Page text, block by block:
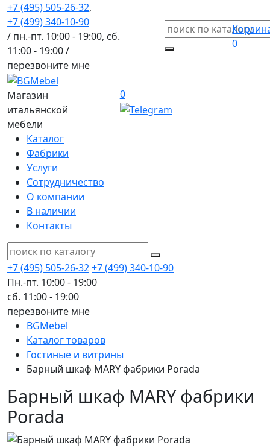
+7 (495) 505-26-32,
+7 (499) 340-10-90
/ пн.-пт. 10:00 - 19:00, сб.
11:00 - 19:00 /
перезвоните мне
0
Магазин
итальянской
мебели
0
Каталог
Фабрики
Услуги
Сотрудничество
О компании
В наличии
Контакты
+7 (495) 505-26-32+7 (499) 340-10-90
Пн.-пт. 10:00 - 19:00
сб. 11:00 - 19:00
перезвоните мне
BGMebel
Каталог товаров
Гостиные и витрины
Барный шкаф MARY фабрики Porada
Барный шкаф MARY фабрики
Porada